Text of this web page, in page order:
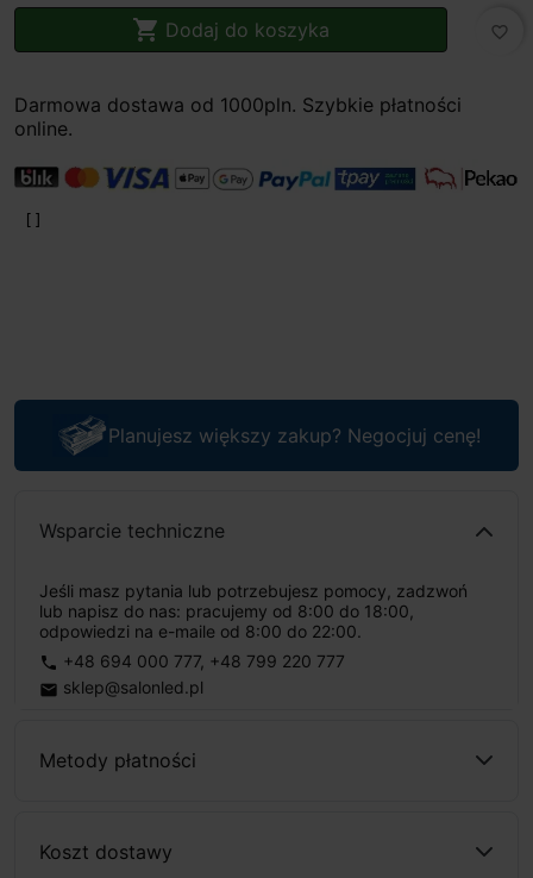
 Dodaj do koszyka favorite_border
Darmowa dostawa od 1000pln. Szybkie płatności
online.
Planujesz większy zakup? Negocjuj cenę!
Wsparcie techniczne
Jeśli masz pytania lub potrzebujesz pomocy, zadzwoń
lub napisz do nas: pracujemy od 8:00 do 18:00,
odpowiedzi na e-maile od 8:00 do 22:00.
phone +48 694 000 777, +48 799 220 777
email sklep@salonled.pl
Metody płatności
Koszt dostawy